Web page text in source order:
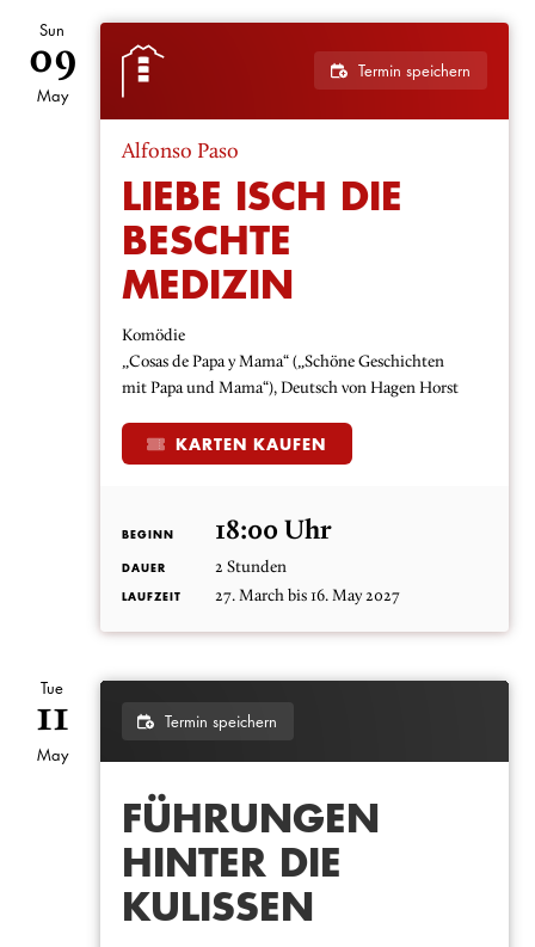
Sun
09
May
Termin speichern
Alfonso Paso
LIEBE ISCH DIE
BESCHTE
MEDIZIN
Komödie
„Cosas de Papa y Mama“ („Schöne Geschichten
mit Papa und Mama“), Deutsch von Hagen Horst
KARTEN KAUFEN
BEGINN 18:00 Uhr
DAUER 2 Stunden
LAUFZEIT 27. March bis 16. May 2027
Tue
11
May
Termin speichern
FÜHRUNGEN
HINTER DIE
KULISSEN